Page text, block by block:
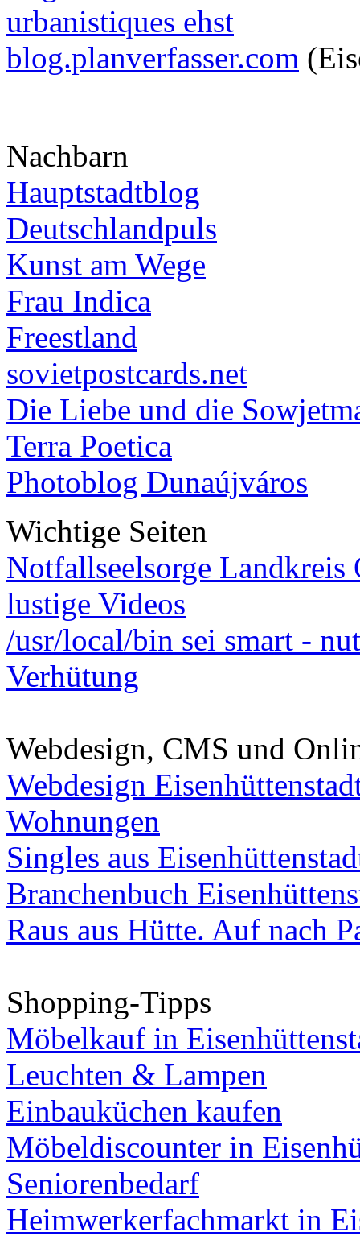
urbanistiques ehst
blog.planverfasser.com
Nachbarn
Hauptstadtblog
Deutschlandpuls
Kunst am Wege
Frau Indica
Freestland
sovietpostcards.net
Die Liebe und die
Terra Poetica
Photoblog Dunaújváros
Wichtige Seiten
Notfallseelsorge Landkreis
lustige Videos
/usr/local/bin sei smart -
Verhütung
Webdesign, CMS und
Webdesign
Wohnungen
Singles aus
Branchenbuch
Raus aus Hütte. Auf nach
Shopping-Tipps
Möbelkauf in
Leuchten & Lampen
Einbauküchen kaufen
Möbeldiscounter in
Seniorenbedarf
Heimwerkerfachmarkt in